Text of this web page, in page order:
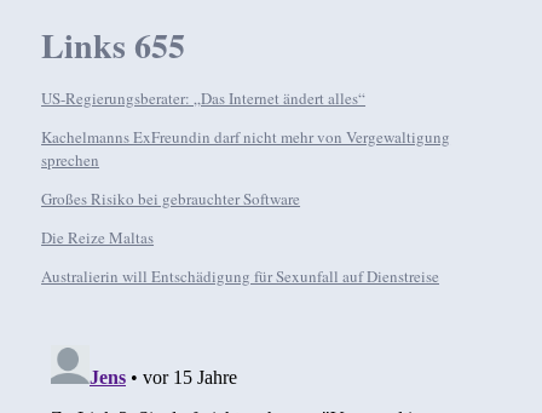
Links 655
US-Regierungsberater: „Das Internet ändert alles“
Kachelmanns ExFreundin darf nicht mehr von Vergewaltigung
sprechen
Großes Risiko bei gebrauchter Software
Die Reize Maltas
Australierin will Entschädigung für Sexunfall auf Dienstreise